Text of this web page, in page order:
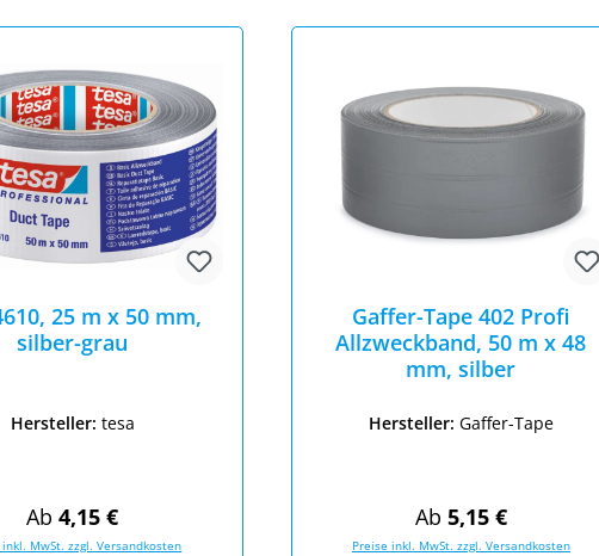
25 m x 50 mm,
silber-grau
Hersteller: tesa
Regulärer Preis:
Ab4,15 €
MwSt. zzgl. Versandkosten
Gaffer-Tape 402 Profi
Allzweckband, 50 m x 48
mm, silber
Hersteller: Gaffer-Tape
Regulärer Preis:
Ab 5,15 €
Preise inkl. MwSt. zzgl. Versandkosten